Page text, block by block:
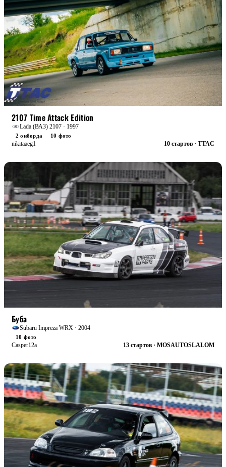
2107 Time Attack Edition
Lada (ВАЗ) 2107 · 1997
2 онборда
10 фото
nikitaaeg1
10 стартов · TTAC
Буба
Subaru Impreza WRX · 2004
10 фото
Casper12a
13 стартов · MOSAUTOSLALOM